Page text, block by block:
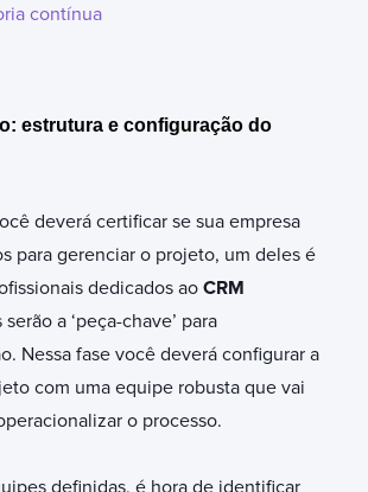
contínua
estrutura e configuração do
deverá certificar se sua empresa
para gerenciar o projeto, um deles é
dedicados ao CRM
serão a ‘peça-chave’ para
Nessa fase você deverá configurar a
com uma equipe robusta que vai
o processo.
definidas, é hora de identificar